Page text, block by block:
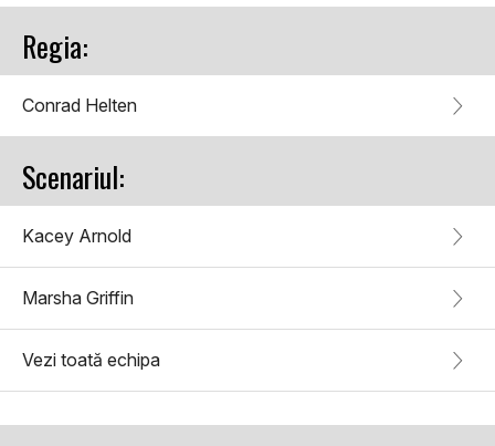
Regia:
Conrad Helten
Scenariul:
Kacey Arnold
Marsha Griffin
Vezi toată echipa